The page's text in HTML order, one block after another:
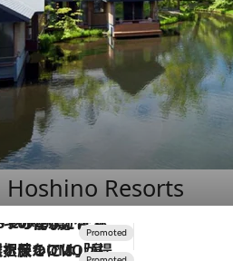
Hoshino Resorts
昼は実家、夜は気兼ねなくホテルで！」